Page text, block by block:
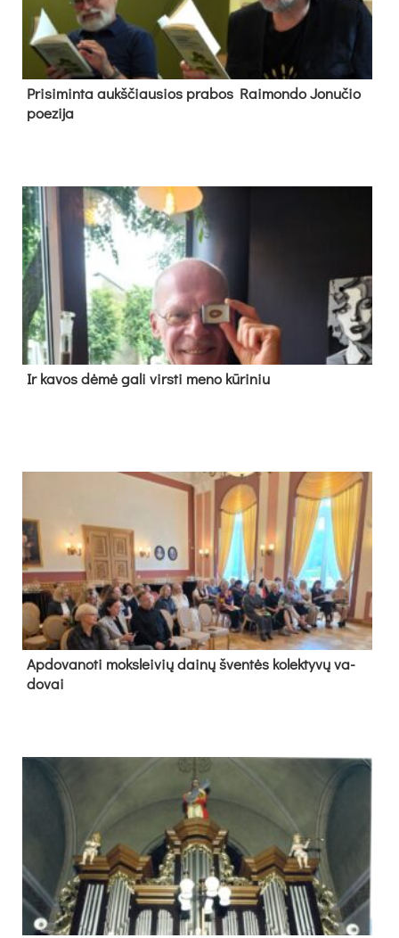
Pri­si­min­ta aukš­čiau­sios pra­bos Rai­mon­do Jo­nu­čio
poe­zi­ja
Ir ka­vos dė­mė ga­li virs­ti me­no kū­ri­niu
Ap­do­va­no­ti moks­lei­vių dai­nų šven­tės ko­lek­ty­vų va­
do­vai